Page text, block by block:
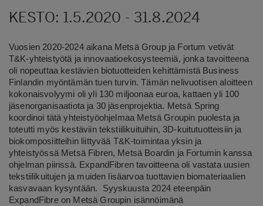
KESTO: 1.5.2020 - 31.8.2024
Vuosien 2020-2024 aikana Metsä Group ja Fortum vetivät
T&K-yhteistyötä ja innovaatioekosysteemiä, jonka tavoitteena
oli nopeuttaa kestävien biotuotteiden kehittämistä Business
Finlandin myöntämän tuen turvin. Tämän nelivuotisen aloitteen
kokonaisvolyymi oli yli 130 miljoonaa euroa, kattaen yli 100
jäsenorganisaatiota ja 30 jäsenprojektia. Metsä Spring
koordinoi tätä yhteistyöohjelmaa Metsä Groupin puolesta ja
toteutti myös kestäviin tekstiilikuituihin, 3D-kuitutuotteisiin ja
biokomposiitteihin liittyvää T&K-toimintaa yksin ja
yhteistyössä Metsä Fibren, Metsä Boardin ja Fortumin kanssa
ohjelman piirissä. ExpandFibren tavoitteena oli vastata uusien
tekstiilikuitujen ja muiden lisäarvoa tuottavien biomateriaalien
kasvavaan kysyntään. Syyskuusta 2024 eteenpäin
ExpandFibre on Metsä Groupin isännöimänä